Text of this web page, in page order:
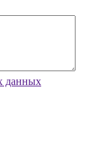
данных